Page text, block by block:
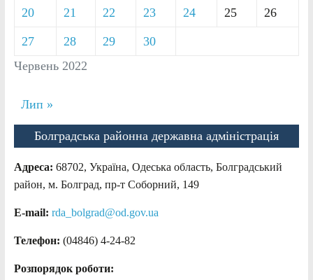
Червень 2022
20 21 22 23 24 25 26
27 28 29 30
Лип »
Болградська районна державна адміністрація
Адреса: 68702, Україна, Одеська область, Болградський
район, м. Болград, пр-т Соборний, 149
E-mail: rda_bolgrad@od.gov.ua
Телефон: (04846) 4-24-82
Розпорядок роботи: